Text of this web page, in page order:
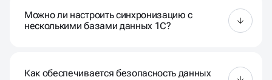
товаров, цен, остатков, заказов и других данных,
обеспечивая единый и актуальный контент.
Можно ли настроить синхронизацию с
несколькими базами данных 1С?
несколькими базами данных 1С, что полезно для
компаний с различными подразделениями.
Как обеспечивается безопасность данных